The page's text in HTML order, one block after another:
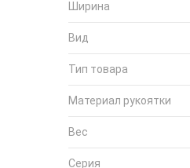
Ширина
Вид
Тип товара
Материал рукоятки
Вес
Серия